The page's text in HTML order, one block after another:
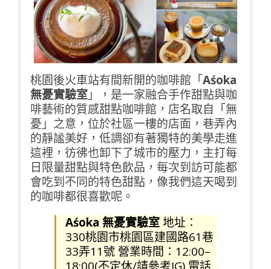
桃園後火車站有間新開的咖啡館「Aśoka
無憂實驗室」，是一家融合手作甜點與咖
啡藝術的質感甜點咖啡館，店名取自「無
憂」之意，位於社區一樓的店面，巷弄內
的靜謐美好，低調卻有著獨特的美學走進
這裡，彷彿也卸下了城市的壓力，主打每
日限量甜點與特色飲品，每次到訪可能都
會吃到不同的特色甜點，像我們這天喝到
的咖啡都很喜歡呢。
Aśoka 無憂實驗室地址：
330桃園市桃園區建國路61巷
33弄11號 營業時間：12:00–